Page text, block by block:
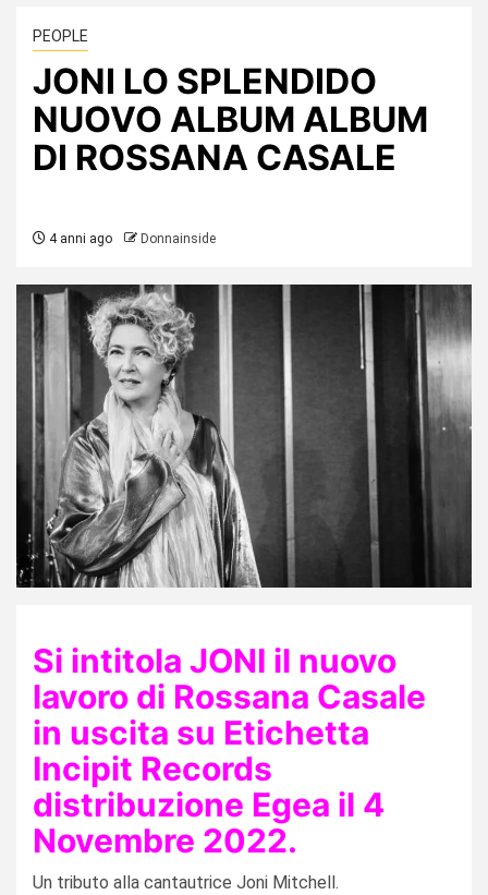
PEOPLE
JONI LO SPLENDIDO
NUOVO ALBUM ALBUM
DI ROSSANA CASALE
4 anni ago Donnainside
Si intitola JONI il nuovo
lavoro di Rossana Casale
in uscita su Etichetta
Incipit Records
distribuzione Egea il 4
Novembre 2022.
Un tributo alla cantautrice Joni Mitchell.